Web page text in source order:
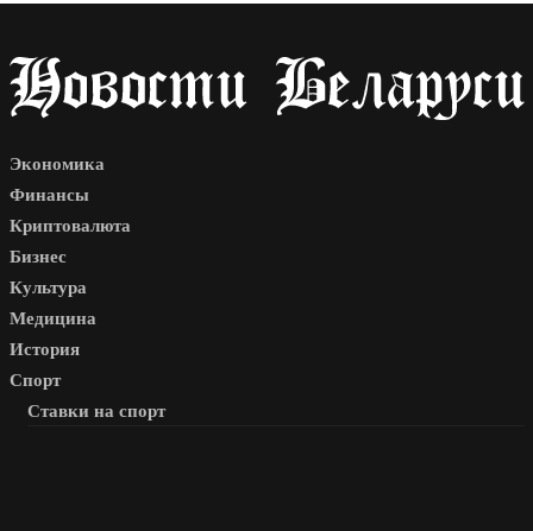
Экономика
Финансы
Криптовалюта
Бизнес
Культура
Медицина
История
Спорт
Ставки на спорт